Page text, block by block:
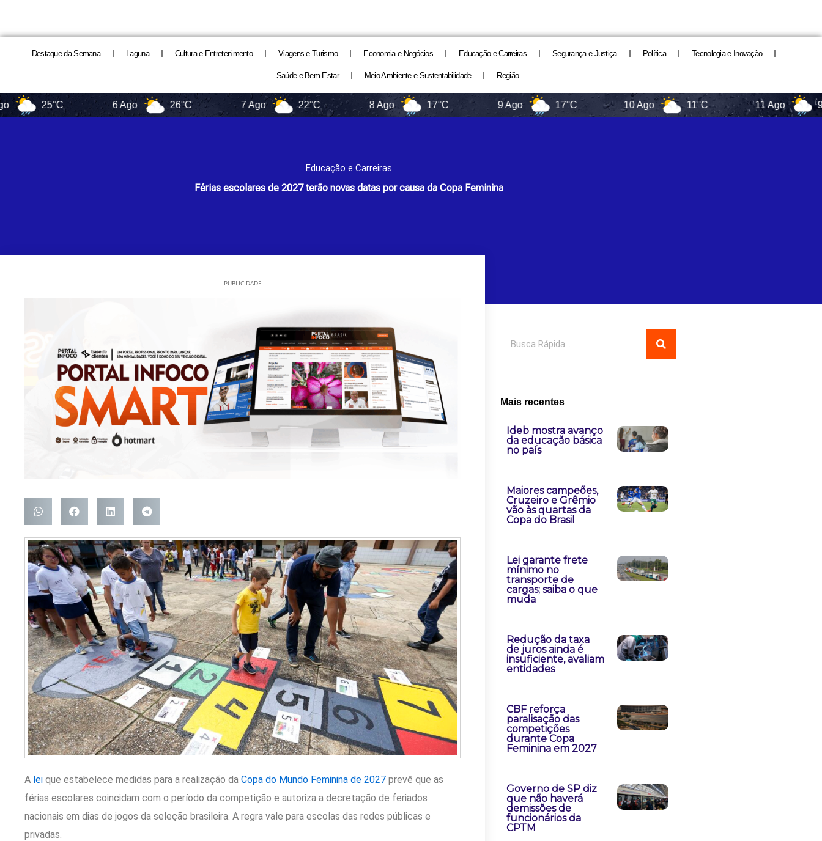
Destaque da Semana Laguna Cultura e Entretenimento Viagens e Turismo Economia e Negócios Educação e Carreiras Segurança e Justiça Política Tecnologia e Inovação
Saúde e Bem-Estar Meio Ambiente e Sustentabilidade Região
25°C 6 Ago 26°C 7 Ago 22°C 8 Ago 17°C 9 Ago 17°C 10 Ago 11°C 11 Ago 9°C
Educação e Carreiras
Férias escolares de 2027 terão novas datas por causa da Copa Feminina
PUBLICIDADE
A lei que estabelece medidas para a realização da Copa do Mundo Feminina de 2027 prevê que as
férias escolares coincidam com o período da competição e autoriza a decretação de feriados
nacionais em dias de jogos da seleção brasileira. A regra vale para escolas das redes públicas e
privadas.
Mais recentes
Ideb mostra avanço
da educação básica
no país
Maiores campeões,
Cruzeiro e Grêmio
vão às quartas da
Copa do Brasil
Lei garante frete
mínimo no
transporte de
cargas; saiba o que
muda
Redução da taxa
de juros ainda é
insuficiente, avaliam
entidades
CBF reforça
paralisação das
competições
durante Copa
Feminina em 2027
Governo de SP diz
que não haverá
demissões de
funcionários da
CPTM